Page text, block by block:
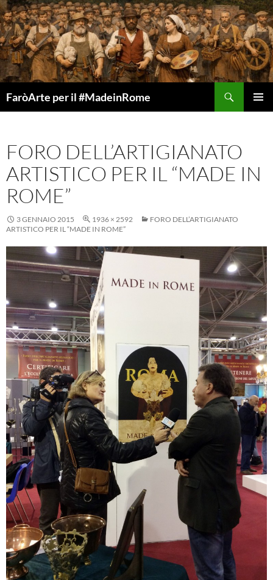
Vai
al
contenuto
FaròArte per il #MadeinRome
FORO DELL’ARTIGIANATO
ARTISTICO PER IL “MADE IN
ROME”
3 GENNAIO 2015 1936 × 2592
FORO DELL’ARTIGIANATO
ARTISTICO PER IL “MADE IN ROME”